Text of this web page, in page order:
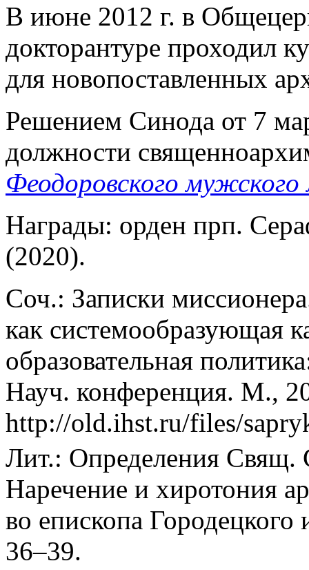
В июне 2012 г. в
докторантуре проходил
для новопоставленных
Решением Синода от 7
должности
Феодоровского
Награды: орден прп.
(2020).
Соч.: Записки
как системообразующая
образовательная
Науч. конференция. М.,
http://old.ihst.ru/files/
Лит.: Определения
Наречение и хиротония
во епископа
36–39.